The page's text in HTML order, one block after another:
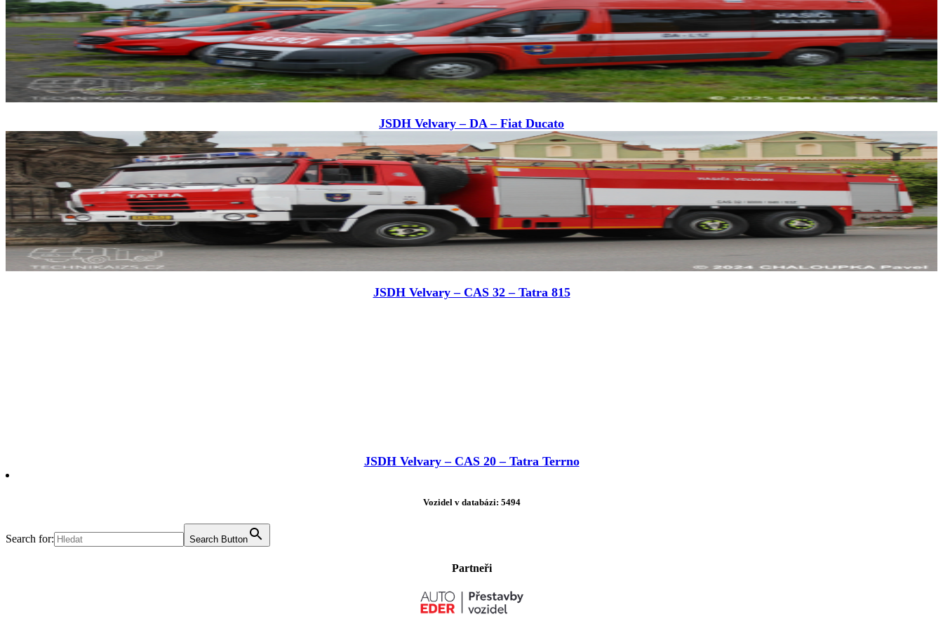
JSDH Velvary – DA – Fiat Ducato
JSDH Velvary – CAS 32 – Tatra 815
JSDH Velvary – CAS 20 – Tatra Terrno
Vozidel v databázi: 5494
Search for: Search Button
Partneři